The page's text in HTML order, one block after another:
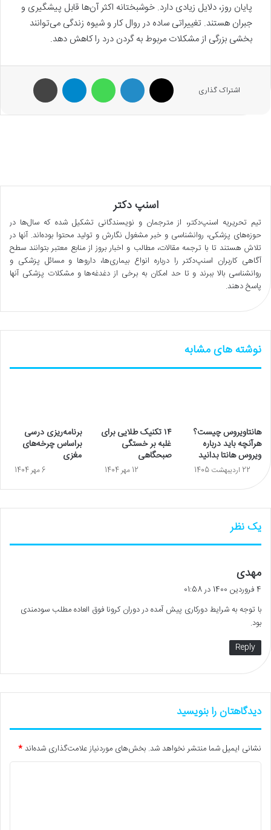
پایان روز، دلایل زیادی دارد. خوشبختانه اکثر آن‌ها قابل پیشگیری و
جبران هستند. تغییراتی ساده در روال کار و شیوه زندگی‌ می‌توانند
بخشی بزرگی از مشکلات مربوط به گردن درد را کاهش دهد.
اشتراک گذاری
اسنپ دکتر
تیم تحریریه اسنپ‌دکتر، از مترجمان و نویسندگانی تشکیل شده که سال‌ها در
حوزه‌های پزشکی، روانشناسی و خبر مشغول نگارش و تولید محتوا بوده‌اند. آنها در
تلاش هستند تا با ترجمه مقالات، مطالب و اخبار بروز از منابع معتبر بتوانند سطح
آگاهی کاربران اسنپ‌دکتر را درباره انواع بیماری‌ها، داروها و مسائل پزشکی و
روانشناسی بالا ببرند و تا حد امکان به برخی از دغدغه‌ها و مشکلات پزشکی آنها
پاسخ دهند.
نوشته های مشابه
هانتاویروس چیست؟
هرآنچه باید درباره
ویروس هانتا بدانید
22 اردیبهشت 1405
۱۴ تکنیک طلایی برای
غلبه بر خستگی
صبحگاهی
12 مهر 1404
برنامه‌ریزی درسی
براساس چرخه‌های
مغزی
6 مهر 1404
یک نظر
مهدی
ت
:
4 فروردین 1400 در 01:58
با توجه به شرایط دورکاری پیش آمده در دوران کرونا فوق العاده مطلب سودمندی
بود.
Reply
دیدگاهتان را بنویسید
نشانی ایمیل شما منتشر نخواهد شد. بخش‌های موردنیاز علامت‌گذاری شده‌اند*